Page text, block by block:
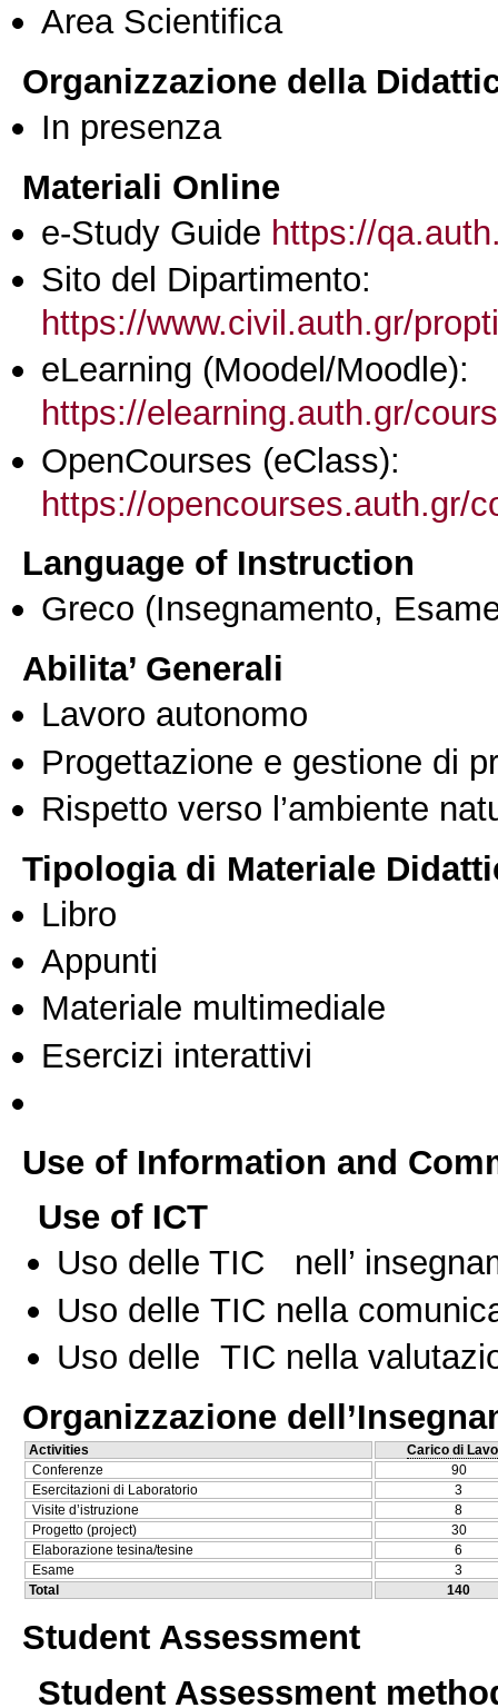
Area Scientifica
Organizzazione della
In presenza
Materiali Online
e-Study Guide https://
Sito del Dipartimento:
https://www.civil.auth.gr/
eLearning (Moodel/Moodle):
https://elearning.auth.gr/
OpenCourses (eClass):
https://opencourses.auth.gr/
Language of Instruction
Greco (Insegnamento,
Abilita’ Generali
Lavoro autonomo
Progettazione e gestione di
Rispetto verso l’ambiente
Tipologia di Materiale
Libro
Appunti
Materiale multimediale
Esercizi interattivi
Use of Information and
Use of ICT
Uso delle TIC nell’
Uso delle TIC nella
Uso delle TIC nella
Organizzazione
Activities
Carico di
Conferenze
90
Esercitazioni di Laboratorio
3
Visite d’istruzione
8
Progetto (project)
30
Elaborazione tesina/tesine
6
Esame
3
Total
140
Student Assessment
Student Assessment